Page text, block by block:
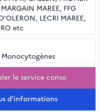
MAREE, FFG
LECRI MAREE,
etc
Monocytogènes
le service conso
d'informations